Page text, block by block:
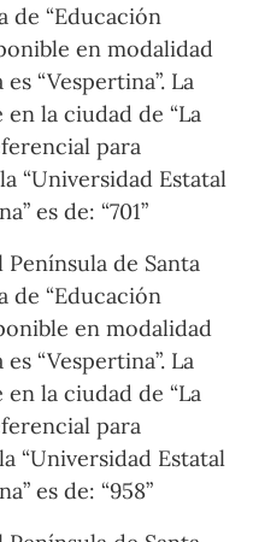
de “Educación
en modalidad
“Vespertina”. La
la ciudad de “La
para
“Universidad Estatal
es de: “701”
Península de Santa
de “Educación
en modalidad
“Vespertina”. La
la ciudad de “La
para
“Universidad Estatal
es de: “958”